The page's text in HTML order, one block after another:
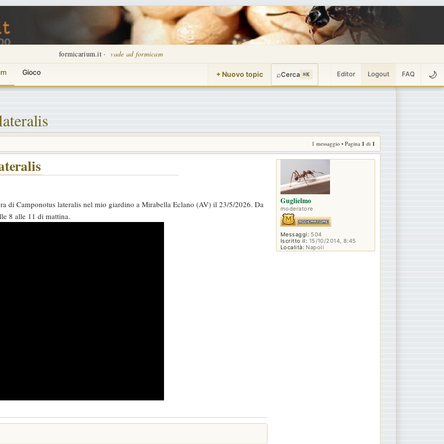
formicarium.it · vade ad formicam
Gioco + Nuovo topic ⌕Cerca ⌘K Editor Logout FAQ 🌙
1 messaggio • Pagina 1 di 1
Guglielmo
moderatore
Messaggi: 504
Iscritto il: 15/10/2014, 8:45
Località: Napoli
di Camponotus lateralis nel mio giardino a Mirabella Eclano (AV) il 23/5/2026. Da
8 alle 11 di mattina.